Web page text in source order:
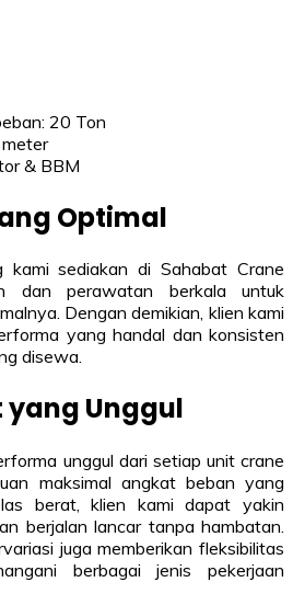
20 Ton
& BBM
Optimal
sediakan di Sahabat Crane
dan perawatan berkala untuk
Dengan demikian, klien kami
yang handal dan konsisten
disewa.
Unggul
unggul dari setiap unit crane
maksimal angkat beban yang
berat, klien kami dapat yakin
berjalan lancar tanpa hambatan.
juga memberikan fleksibilitas
berbagai jenis pekerjaan